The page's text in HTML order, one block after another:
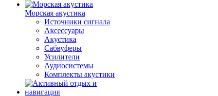
Морская акустика
Источники сигнала
Аксессуары
Акустика
Сабвуферы
Усилители
Аудиосистемы
Комплекты акустики